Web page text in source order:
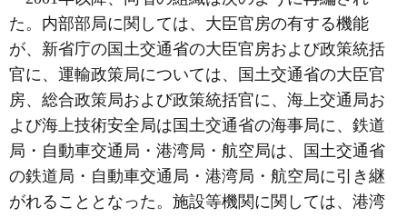
た。内部部局に関しては、大臣官房の有する機能
が、新省庁の国土交通省の大臣官房および政策統括
官に、運輸政策局については、国土交通省の大臣官
房、総合政策局および政策統括官に、海上交通局お
よび海上技術安全局は国土交通省の海事局に、鉄道
局・自動車交通局・港湾局・航空局は、国土交通省
の鉄道局・自動車交通局・港湾局・航空局に引き継
がれることとなった。施設等機関に関しては、港湾